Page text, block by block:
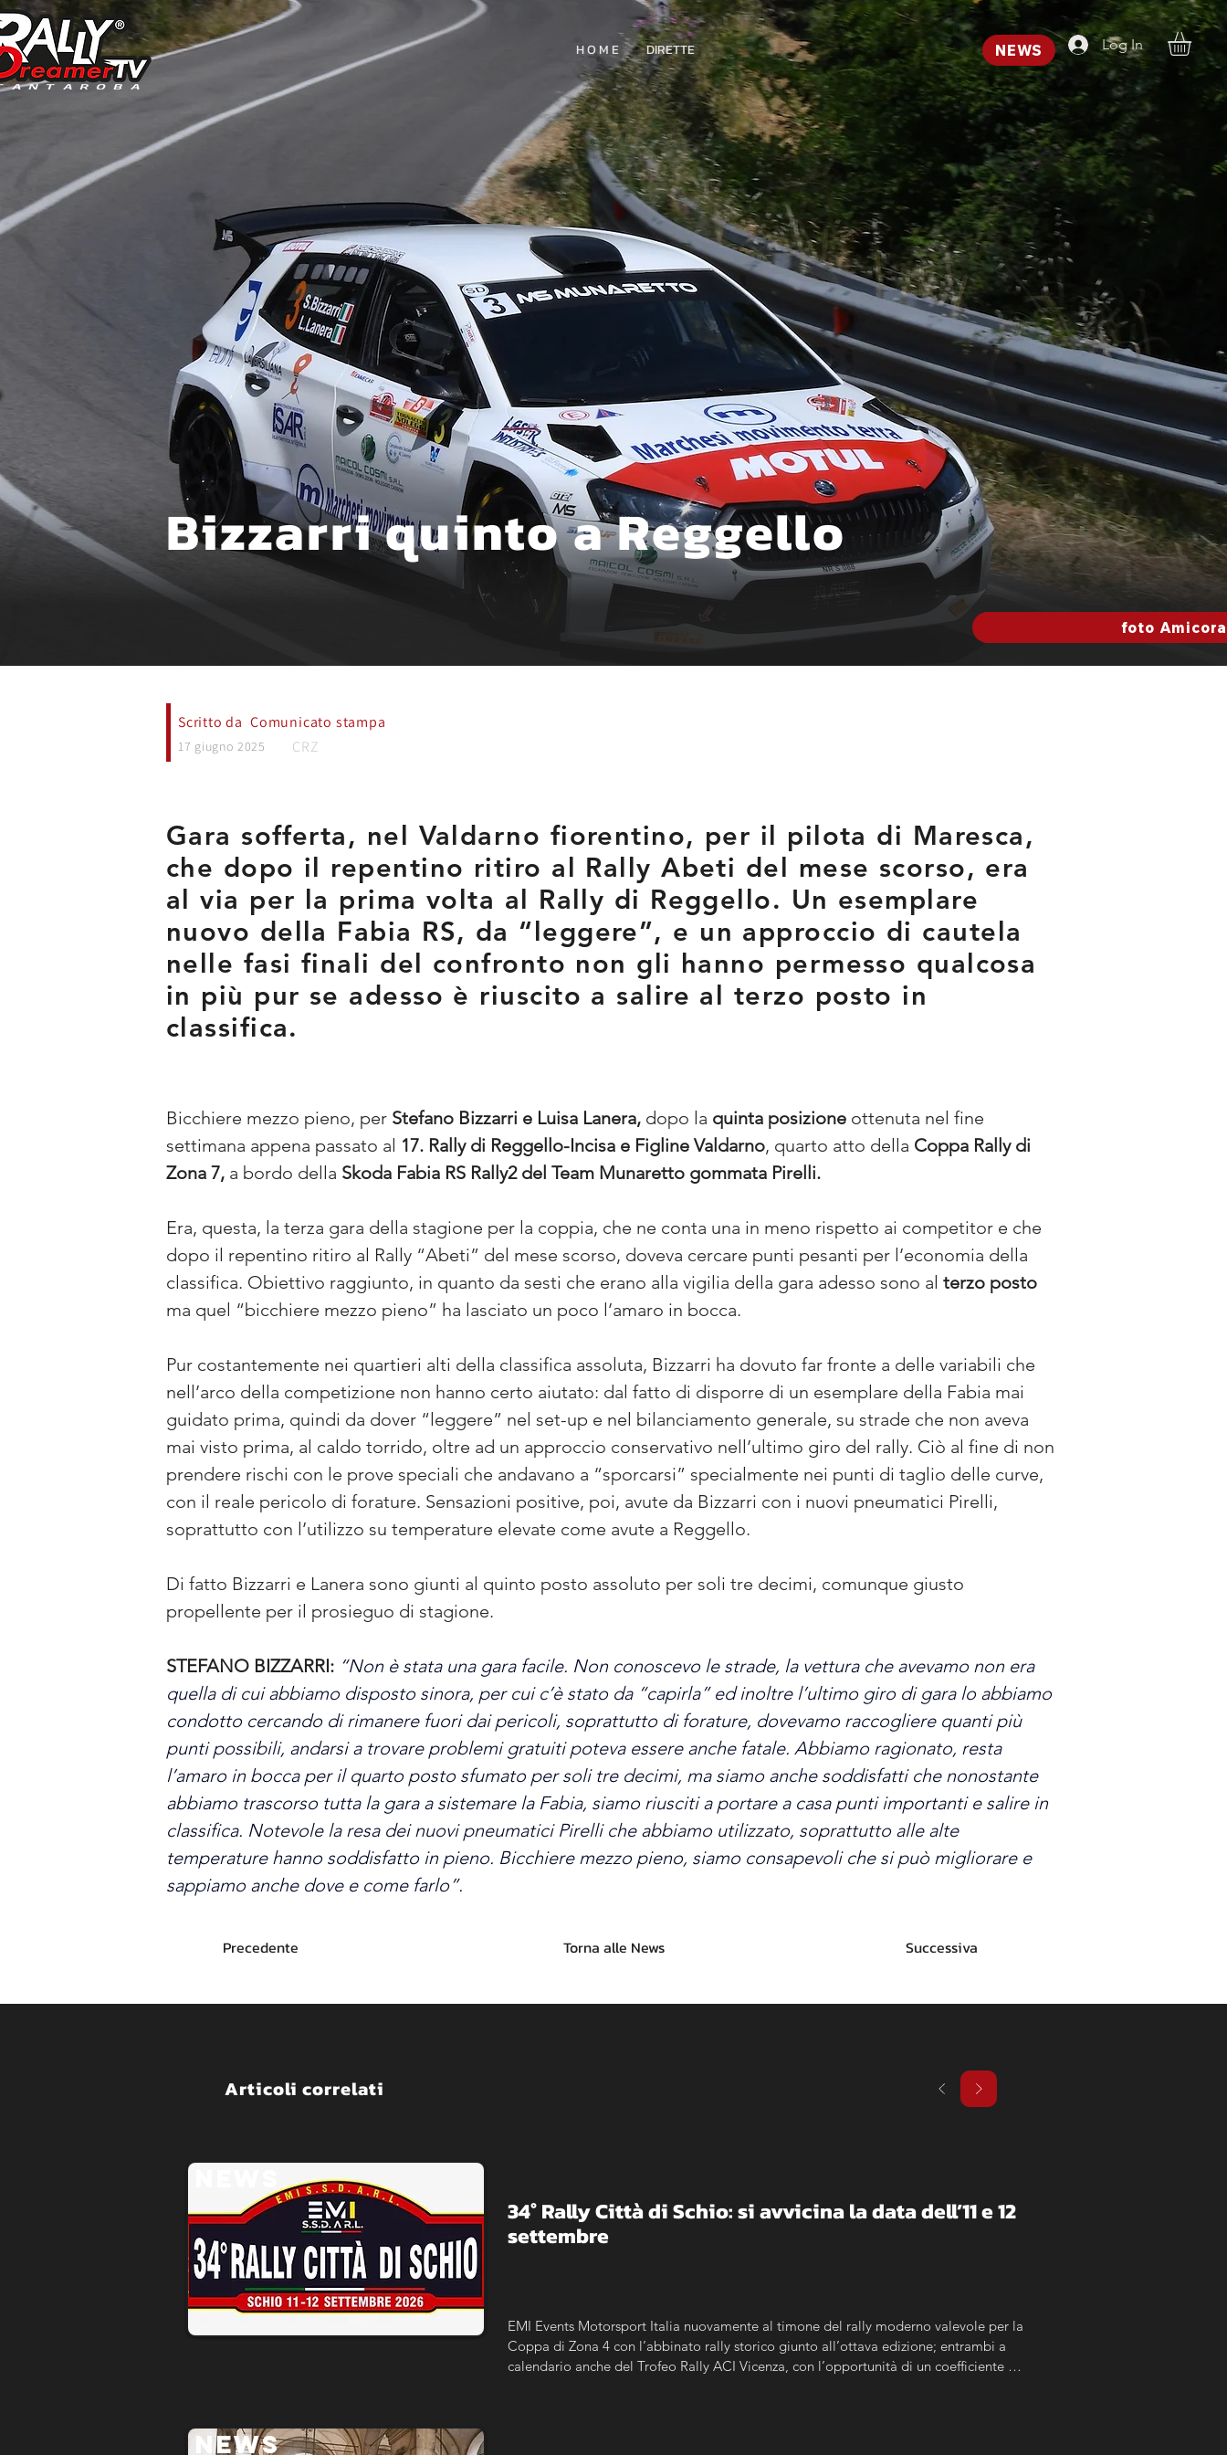
Log In
H O M E DIRETTE NEWS
Scritto da Comunicato stampa
17 giugno 2025 CRZ
Gara sofferta, nel Valdarno fiorentino, per il pilota di Maresca,
che dopo il repentino ritiro al Rally Abeti del mese scorso, era
al via per la prima volta al Rally di Reggello. Un esemplare
nuovo della Fabia RS, da “leggere”, e un approccio di cautela
nelle fasi finali del confronto non gli hanno permesso qualcosa
in più pur se adesso è riuscito a salire al terzo posto in
classifica.
Bicchiere mezzo pieno, per Stefano Bizzarri e Luisa Lanera, dopo la quinta posizione ottenuta nel fine
settimana appena passato al 17. Rally di Reggello-Incisa e Figline Valdarno, quarto atto della Coppa Rally di
Zona 7, a bordo della Skoda Fabia RS Rally2 del Team Munaretto gommata Pirelli.
Era, questa, la terza gara della stagione per la coppia, che ne conta una in meno rispetto ai competitor e che
dopo il repentino ritiro al Rally “Abeti” del mese scorso, doveva cercare punti pesanti per l’economia della
classifica. Obiettivo raggiunto, in quanto da sesti che erano alla vigilia della gara adesso sono al terzo posto
ma quel “bicchiere mezzo pieno” ha lasciato un poco l’amaro in bocca.
Pur costantemente nei quartieri alti della classifica assoluta, Bizzarri ha dovuto far fronte a delle variabili che
nell’arco della competizione non hanno certo aiutato: dal fatto di disporre di un esemplare della Fabia mai
guidato prima, quindi da dover “leggere” nel set-up e nel bilanciamento generale, su strade che non aveva
mai visto prima, al caldo torrido, oltre ad un approccio conservativo nell’ultimo giro del rally. Ciò al fine di non
prendere rischi con le prove speciali che andavano a “sporcarsi” specialmente nei punti di taglio delle curve,
con il reale pericolo di forature. Sensazioni positive, poi, avute da Bizzarri con i nuovi pneumatici Pirelli,
soprattutto con l’utilizzo su temperature elevate come avute a Reggello.
Di fatto Bizzarri e Lanera sono giunti al quinto posto assoluto per soli tre decimi, comunque giusto
propellente per il prosieguo di stagione.
STEFANO BIZZARRI: “Non è stata una gara facile. Non conoscevo le strade, la vettura che avevamo non era
quella di cui abbiamo disposto sinora, per cui c’è stato da “capirla” ed inoltre l’ultimo giro di gara lo abbiamo
condotto cercando di rimanere fuori dai pericoli, soprattutto di forature, dovevamo raccogliere quanti più
punti possibili, andarsi a trovare problemi gratuiti poteva essere anche fatale. Abbiamo ragionato, resta
l’amaro in bocca per il quarto posto sfumato per soli tre decimi, ma siamo anche soddisfatti che nonostante
abbiamo trascorso tutta la gara a sistemare la Fabia, siamo riusciti a portare a casa punti importanti e salire in
classifica. Notevole la resa dei nuovi pneumatici Pirelli che abbiamo utilizzato, soprattutto alle alte
temperature hanno soddisfatto in pieno. Bicchiere mezzo pieno, siamo consapevoli che si può migliorare e
sappiamo anche dove e come farlo”.
Bizzarri quinto a Reggello
foto
Precedente Torna alle News Successiva
Articoli correlati
​34° Rally Città di Schio: si avvicina la data dell’11 e 12
settembre
EMI Events Motorsport Italia nuovamente al timone del rally moderno valevole per la
Coppa di Zona 4 con l’abbinato rally storico giunto all’ottava edizione; entrambi a
calendario anche del Trofeo Rally ACI Vicenza, con l’opportunità di un coefficiente
NEWS